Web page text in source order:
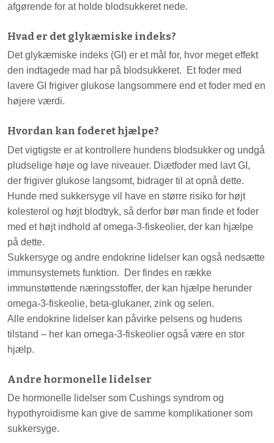
afgørende for at holde blodsukkeret nede.
Hvad er det glykæmiske indeks?
Det glykæmiske indeks (GI) er et mål for, hvor meget effekt
den indtagede mad har på blodsukkeret. Et foder med
lavere GI frigiver glukose langsommere end et foder med en
højere værdi.
Hvordan kan foderet hjælpe?
Det vigtigste er at kontrollere hundens blodsukker og undgå
pludselige høje og lave niveauer. Diætfoder med lavt GI,
der frigiver glukose langsomt, bidrager til at opnå dette.
Hunde med sukkersyge vil have en større risiko for højt
kolesterol og højt blodtryk, så derfor bør man finde et foder
med et højt indhold af omega-3-fiskeolier, der kan hjælpe
på dette.
Sukkersyge og andre endokrine lidelser kan også nedsætte
immunsystemets funktion. Der findes en række
immunstøttende næringsstoffer, der kan hjælpe herunder
omega-3-fiskeolie, beta-glukaner, zink og selen.
Alle endokrine lidelser kan påvirke pelsens og hudens
tilstand – her kan omega-3-fiskeolier også være en stor
hjælp.
Andre hormonelle lidelser
De hormonelle lidelser som Cushings syndrom og
hypothyroidisme kan give de samme komplikationer som
sukkersyge.